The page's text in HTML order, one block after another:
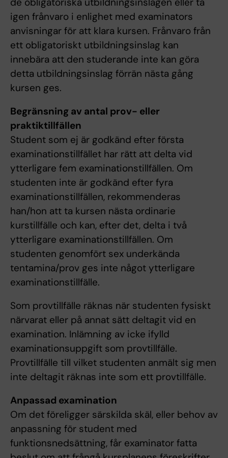
igen frånvaro i enlighet med examinators
anvisningar för att klara kursen. Frånvaro från
ett obligatoriskt utbildningsinslag kan
innebära att den studerande inte kan göra
detta utbildningsinslag förrän nästa gång
kursen ges.
Begränsning av antal prov- eller
praktiktillfällen
Student som ej är godkänd efter första
examinationstillfället har rätt att delta vid
ytterligare fem examinationstillfällen. Om
studenten inte är godkänd efter fyra
examinationstillfällen, rekommenderas
han/hon att ta kursen nästa ordinarie
kurstillfälle och kan, efter det, delta i två
ytterligare examinationstillfällen. Om
studenten genomfört sex underkända
tentamina/prov ges inte något ytterligare
examinationstillfälle.
Som provtillfälle räknas när studenten fysiskt
närvarat eller på annat sätt deltagit vid en
examination. Inlämning av icke ifylld
examinationsuppgift som provtillfälle.
Provtillfälle till vilket studenten anmält sig men
inte deltagit räknas inte som ett provtillfälle.
Anpassad examination
Om det föreligger särskilda skäl, eller behov av
anpassning för student med
funktionsnedsättning, får examinator fatta